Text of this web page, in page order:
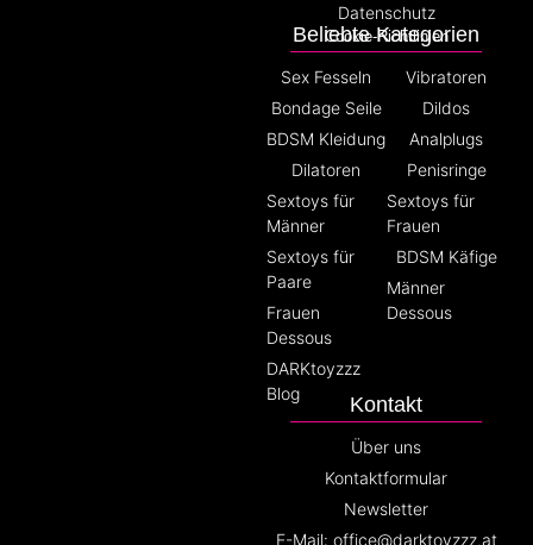
Beliebte Kategorien
Sex Fesseln
Bondage Seile
BDSM Kleidung
Dilatoren
Sextoys für
Männer
Sextoys für
Paare
Frauen
Dessous
DARKtoyzzz
Blog
Vibratoren
Dildos
Analplugs
Penisringe
Sextoys für
Frauen
BDSM Käfige
Männer
Dessous
Datenschutz
Cookie-Richtlinien
Kontakt
Über uns
Kontaktformular
Newsletter
E-Mail: office@darktoyzzz.at